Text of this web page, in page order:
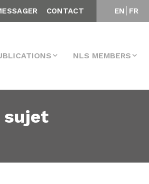
EN FR
CONTACT
NLS MEMBERS
sujet